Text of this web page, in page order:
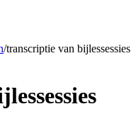
/transcriptie van bijlessessies